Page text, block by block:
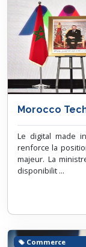
Morocco
Le digital made
renforce la
majeur. La
disponibilit ...
Commerce